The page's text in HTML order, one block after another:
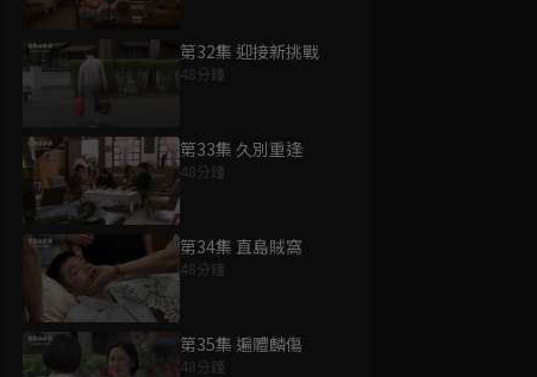
第32集 迎接新挑戰
48分鐘
第33集 久別重逢
48分鐘
第34集 直島賊窩
48分鐘
第35集 遍體麟傷
48分鐘